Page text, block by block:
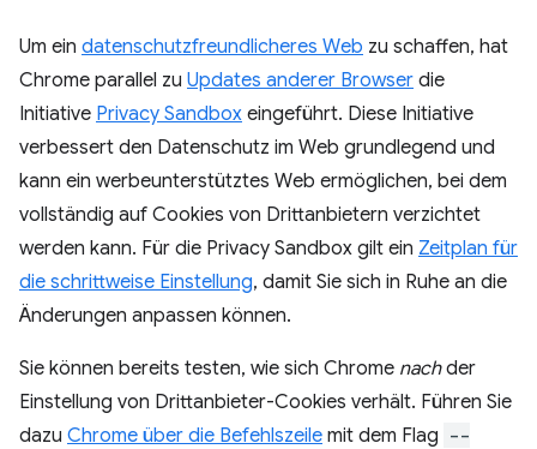
Um ein datenschutzfreundlicheres Web zu schaffen, hat
Chrome parallel zu Updates anderer Browser die
Initiative Privacy Sandbox eingeführt. Diese Initiative
verbessert den Datenschutz im Web grundlegend und
kann ein werbeunterstütztes Web ermöglichen, bei dem
vollständig auf Cookies von Drittanbietern verzichtet
werden kann. Für die Privacy Sandbox gilt ein Zeitplan für
die schrittweise Einstellung, damit Sie sich in Ruhe an die
Änderungen anpassen können.
Sie können bereits testen, wie sich Chrome nachder
Einstellung von Drittanbieter-Cookies verhält. Führen Sie
dazu Chrome über die Befehlszeile mit dem Flag --